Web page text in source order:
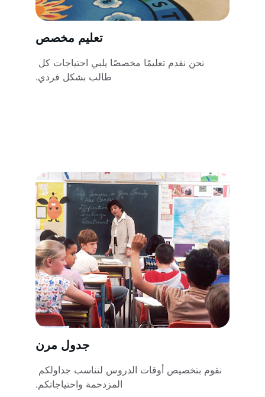
تعليم مخصص
نحن نقدم تعليمًا مخصصًا يلبي احتياجات كل
طالب بشكل فردي.
جدول مرن
نقوم بتخصيص أوقات الدروس لتناسب جداولكم
المزدحمة واحتياجاتكم.